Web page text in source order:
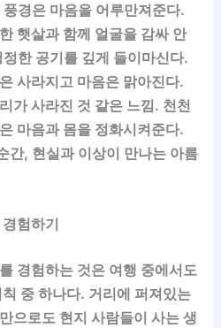
경은 마음을 어루만져준다.
햇살과 함께 얼굴을 감싸 안
한 공기를 깊게 들이마신다.
사라지고 마음은 맑아진다.
가 사라진 것 같은 느낌. 천천
마음과 몸을 정화시켜준다.
간, 현실과 이상이 만나는 아름
험하기
경험하는 것은 여행 중에서도
중 하나다. 거리에 퍼져있는
으로도 현지 사람들이 사는 생